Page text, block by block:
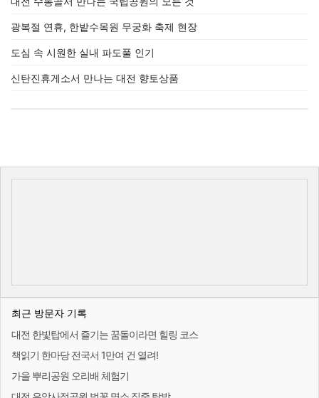
광복절 연휴, 한밭수목원 무궁화 축제 현장
도심 속 시원한 실내 파도풀 인기
신탄진휴게소서 만나는 대전 향토상품
최근 방문자 기록
대전 한빛탑에서 즐기는 꿈돌이라면 힐링 코스
책읽기 한마당 전국서 1만여 건 열려!
가을 뿌리공원 오리배 체험기